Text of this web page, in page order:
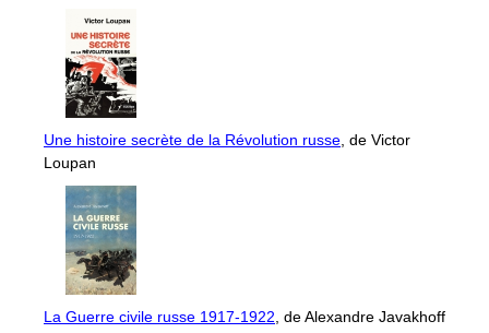
Une histoire secrète de la Révolution russe , de Victor
Loupan
La Guerre civile russe 1917-1922 , de Alexandre Javakhoff